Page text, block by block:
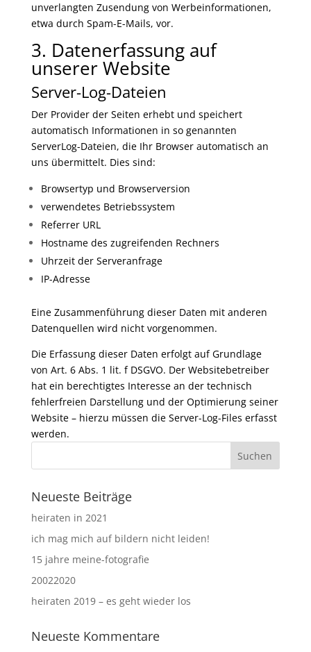
unverlangten Zusendung von Werbeinformationen,
etwa durch Spam-E-Mails, vor.
3. Datenerfassung auf
unserer Website
Server-Log-Dateien
Der Provider der Seiten erhebt und speichert
automatisch Informationen in so genannten
ServerLog-Dateien, die Ihr Browser automatisch an
uns übermittelt. Dies sind:
Browsertyp und Browserversion
verwendetes Betriebssystem
Referrer URL
Hostname des zugreifenden Rechners
Uhrzeit der Serveranfrage
IP-Adresse
Eine Zusammenführung dieser Daten mit anderen
Datenquellen wird nicht vorgenommen.
Die Erfassung dieser Daten erfolgt auf Grundlage
von Art. 6 Abs. 1 lit. f DSGVO. Der Websitebetreiber
hat ein berechtigtes Interesse an der technisch
fehlerfreien Darstellung und der Optimierung seiner
Website – hierzu müssen die Server-Log-Files erfasst
werden.
Neueste Beiträge
heiraten in 2021
ich mag mich auf bildern nicht leiden!
15 jahre meine-fotografie
20022020
heiraten 2019 – es geht wieder los
Neueste Kommentare